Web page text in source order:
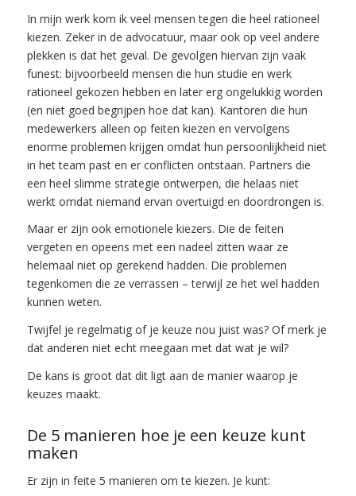
In mijn werk kom ik veel mensen tegen die heel rationeel
kiezen. Zeker in de advocatuur, maar ook op veel andere
plekken is dat het geval. De gevolgen hiervan zijn vaak
funest: bijvoorbeeld mensen die hun studie en werk
rationeel gekozen hebben en later erg ongelukkig worden
(en niet goed begrijpen hoe dat kan). Kantoren die hun
medewerkers alleen op feiten kiezen en vervolgens
enorme problemen krijgen omdat hun persoonlijkheid niet
in het team past en er conflicten ontstaan. Partners die
een heel slimme strategie ontwerpen, die helaas niet
werkt omdat niemand ervan overtuigd en doordrongen is.
Maar er zijn ook emotionele kiezers. Die de feiten
vergeten en opeens met een nadeel zitten waar ze
helemaal niet op gerekend hadden. Die problemen
tegenkomen die ze verrassen – terwijl ze het wel hadden
kunnen weten.
Twijfel je regelmatig of je keuze nou juist was? Of merk je
dat anderen niet echt meegaan met dat wat je wil?
De kans is groot dat dit ligt aan de manier waarop je
keuzes maakt.
De 5 manieren hoe je een keuze kunt
maken
Er zijn in feite 5 manieren om te kiezen. Je kunt: